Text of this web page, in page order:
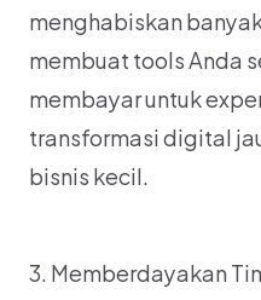
menghabiskan
membuat tools Anda
membayar untuk
transformasi digital
bisnis kecil.
3. Memberdayakan